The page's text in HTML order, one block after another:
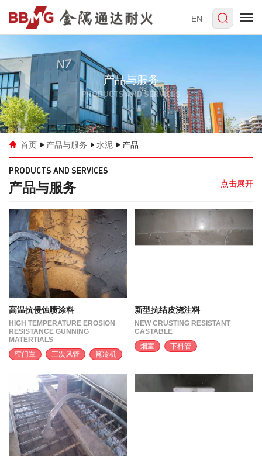
EN
产品与服务
PRODUCTS AND SERVICES
首页 产品与服务 水泥 产品
PRODUCTS AND SERVICES
产品与服务
高温抗侵蚀喷涂料
HIGH TEMPERATURE EROSION
RESISTANCE GUNNING
MATERTIALS
窑门罩
三次风管 篦冷机
新型抗结皮浇注料
NEW CRUSTING RESISTANT
CASTABLE
烟室
下料管